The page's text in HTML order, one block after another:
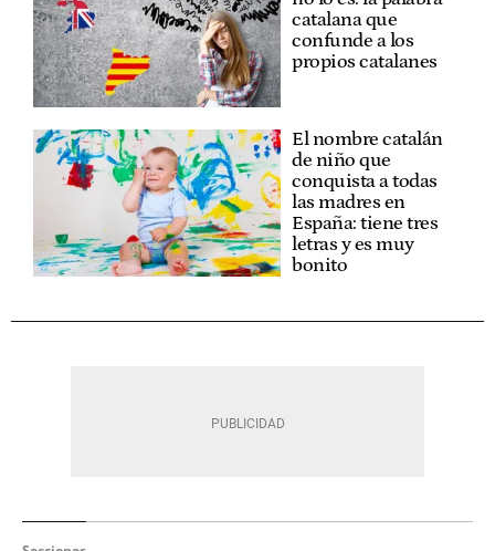
catalana que
confunde a los
propios catalanes
El nombre catalán
de niño que
conquista a todas
las madres en
España: tiene tres
letras y es muy
bonito